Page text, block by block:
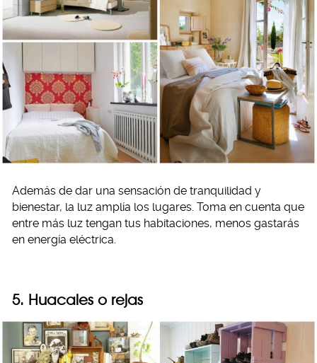
Además de dar una sensación de tranquilidad y
bienestar, la luz amplía los lugares. Toma en cuenta que
entre más luz tengan tus habitaciones, menos gastarás
en energía eléctrica.
5. Huacales o rejas